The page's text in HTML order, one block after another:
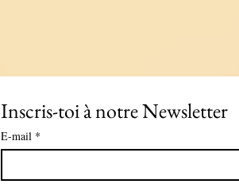
Inscris-toi à notre Newsletter
E-mail *